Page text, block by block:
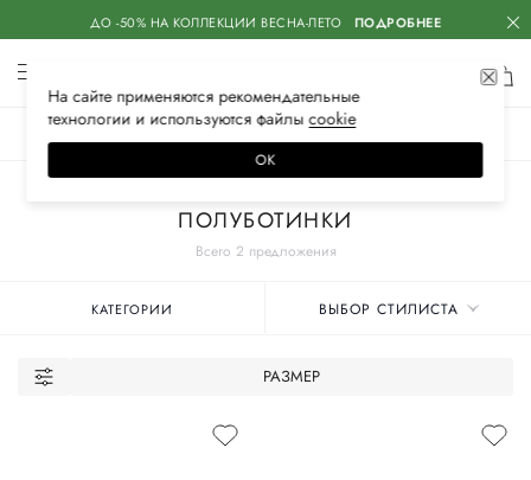
ДО -50% НА КОЛЛЕКЦИИ ВЕСНА-ЛЕТО ПОДРОБНЕЕ
Всего 2 предложения
ПОЛУБОТИНКИ
КАТЕГОРИИ ВЫБОР СТИЛИСТА
РАЗМЕР
На сайте применяются рекомендательные
технологии и используются файлысооkiе
ОК